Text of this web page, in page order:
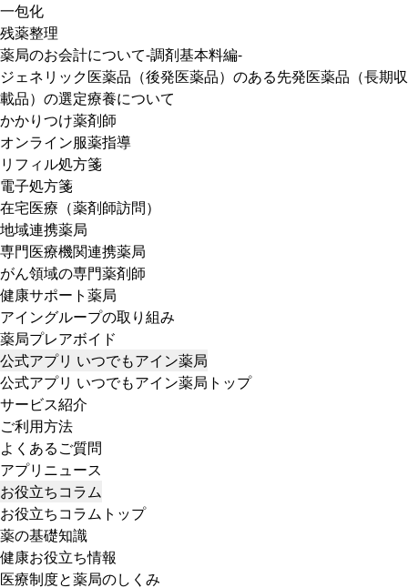
一包化
残薬整理
薬局のお会計について-調剤基本料編-
ジェネリック医薬品（後発医薬品）のある先発医薬品（長期収
載品）の選定療養について
かかりつけ薬剤師
オンライン服薬指導
リフィル処方箋
電子処方箋
在宅医療（薬剤師訪問）
地域連携薬局
専門医療機関連携薬局
がん領域の専門薬剤師
健康サポート薬局
アイングループの取り組み
薬局プレアボイド
公式アプリ いつでもアイン薬局
公式アプリ いつでもアイン薬局トップ
サービス紹介
ご利用方法
よくあるご質問
アプリニュース
お役立ちコラム
お役立ちコラムトップ
薬の基礎知識
健康お役立ち情報
医療制度と薬局のしくみ